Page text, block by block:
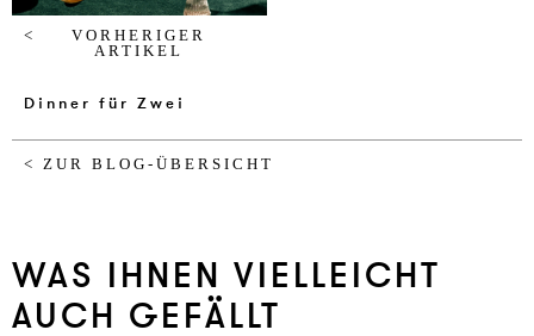
VORHERIGER
ARTIKEL
Dinner für Zwei
< ZUR BLOG-ÜBERSICHT
WAS IHNEN VIELLEICHT
AUCH GEFÄLLT